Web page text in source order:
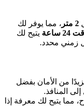
2 متر
، مما يوفر لك
يتيح لك
زمني محدد.
من الأمان بفضل
المنافذ.
مما يتيح لك معرفة إذا